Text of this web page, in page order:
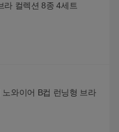
라 컬렉션 8종 4세트
와이어 B컵 런닝형 브라